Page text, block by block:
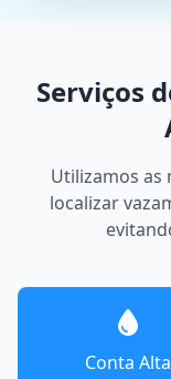
Serviços
Utilizamos as
localizar
Conta Alta